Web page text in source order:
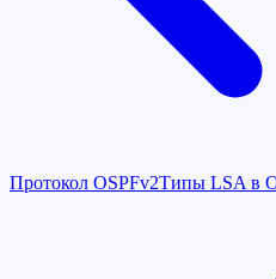
Протокол OSPFv2Типы LSA в